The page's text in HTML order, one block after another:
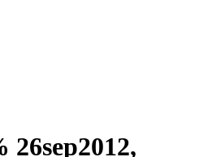
26sep2012,